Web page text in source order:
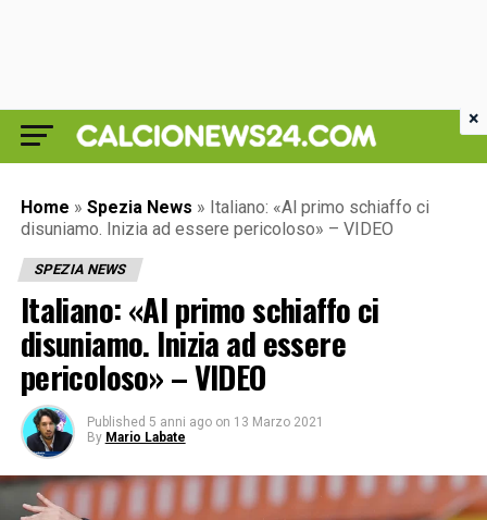
Home » Spezia News » Italiano: «Al primo schiaffo ci
disuniamo. Inizia ad essere pericoloso» – VIDEO
SPEZIA NEWS
Italiano: «Al primo schiaffo ci
disuniamo. Inizia ad essere
pericoloso» – VIDEO
Published 5 anni ago on 13 Marzo 2021
By Mario Labate
×